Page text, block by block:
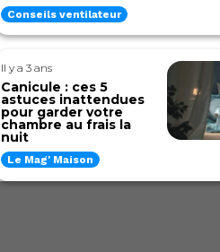
Conseils ventilateur
Il y a 3 ans
Canicule : ces 5
astuces inattendues
pour garder votre
chambre au frais la
nuit
Le Mag' Maison